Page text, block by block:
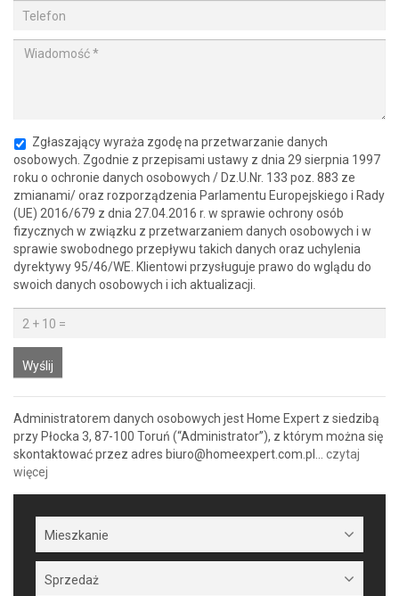
Zgłaszający wyraża zgodę na przetwarzanie danych
osobowych. Zgodnie z przepisami ustawy z dnia 29 sierpnia 1997
roku o ochronie danych osobowych / Dz.U.Nr. 133 poz. 883 ze
zmianami/ oraz rozporządzenia Parlamentu Europejskiego i Rady
(UE) 2016/679 z dnia 27.04.2016 r. w sprawie ochrony osób
fizycznych w związku z przetwarzaniem danych osobowych i w
sprawie swobodnego przepływu takich danych oraz uchylenia
dyrektywy 95/46/WE. Klientowi przysługuje prawo do wglądu do
swoich danych osobowych i ich aktualizacji.
Wyślij
Administratorem danych osobowych jest Home Expert z siedzibą
przy Płocka 3, 87-100 Toruń (“Administrator”), z którym można się
skontaktować przez adres biuro@homeexpert.com.pl… czytaj
więcej
Mieszkanie
Sprzedaż